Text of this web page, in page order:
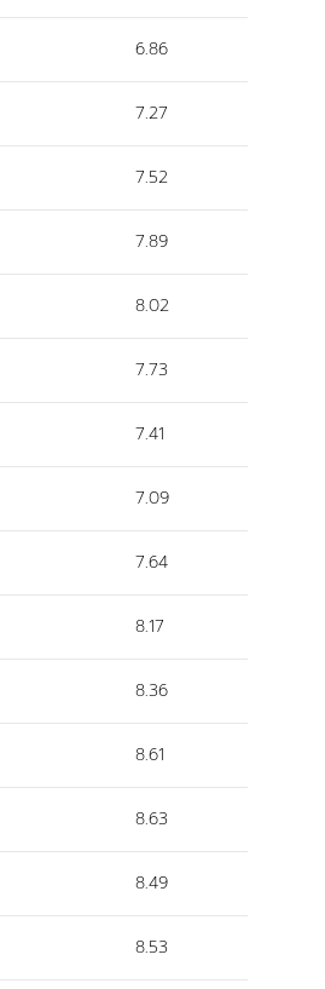
6.86
7.27
7.52
7.89
8.02
7.73
7.41
7.09
7.64
8.17
8.36
8.61
8.63
8.49
8.53